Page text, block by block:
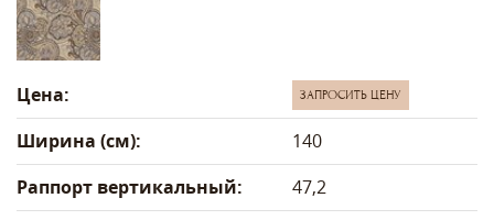
Цена: ЗАПРОСИТЬ ЦЕНУ
Ширина (см):
140
Раппорт вертикальный:
47,2